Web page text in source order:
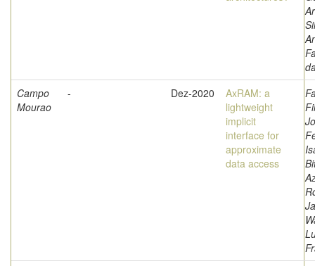
Campo
Mourao
- Dez-2020
AxRAM: a
lightweight
implicit
interface for
approximate
data access